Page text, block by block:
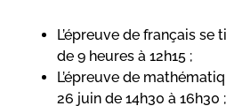
L’épreuve de français
de 9 heures à 12h15 ;
L’épreuve de
26 juin de 14h30 à 16h30 ;